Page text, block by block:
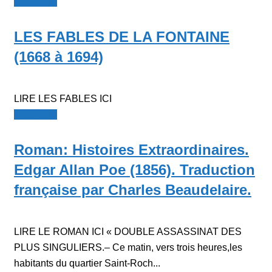
LES FABLES DE LA FONTAINE
(1668 à 1694)
LIRE LES FABLES ICI
Roman: Histoires Extraordinaires.
Edgar Allan Poe (1856). Traduction
française par Charles Beaudelaire.
LIRE LE ROMAN ICI « DOUBLE ASSASSINAT DES
PLUS SINGULIERS.– Ce matin, vers trois heures,les
habitants du quartier Saint-Roch...